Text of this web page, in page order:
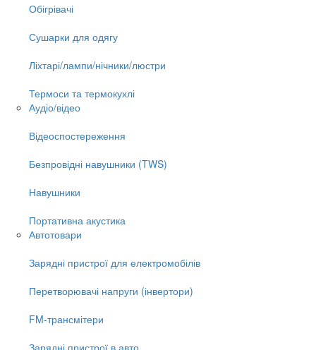
Обігрівачі
Сушарки для одягу
Ліхтарі/лампи/нічники/люстри
Термоси та термокухлі
Аудіо/відео
Відеоспостереження
Безпровідні навушники (TWS)
Навушники
Портативна акустика
Автотовари
Зарядні пристрої для електромобілів
Перетворювачі напруги (інвертори)
FM-трансмітери
Зарядні пристрої в авто